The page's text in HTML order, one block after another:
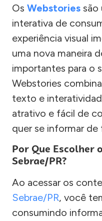
Os Webstories são
interativa de
experiência visual
uma nova maneira
importantes para o
Webstories
texto e
atrativo e fácil de
quer se informar
Por Que Escolher
Sebrae/PR?
Ao acessar os
Sebrae/PR, você
consumindo